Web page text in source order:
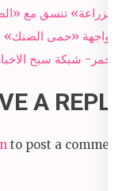
Post
navigation
​​«الزراعة» تنسق مع
لمواجهة «حمى الضنك»
الأحمر- شبكة سبح
A REPLY
to post a comment.